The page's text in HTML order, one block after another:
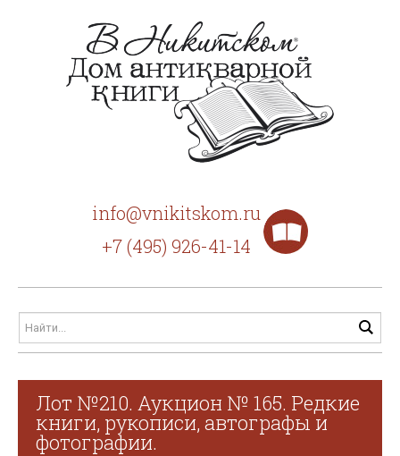
info@vnikitskom.ru
+7 (495) 926-41-14
Лот №210. Аукцион № 165. Редкие
книги, рукописи, автографы и
фотографии.